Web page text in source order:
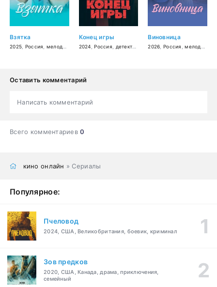
Взятка
2025 Россия мелодрама
Конец игры
2024 ,Россия детектив мелодрама
Виновница
2026 Россия ,мелодрама
Оставить комментарий
Написать комментарий
Всего комментариев0
кино онлайн » Сериалы
Популярное:
Пчеловод
2024, США, Великобритания, боевик, криминал
Зов предков
2020, США, Канада, драма, приключения,
семейный